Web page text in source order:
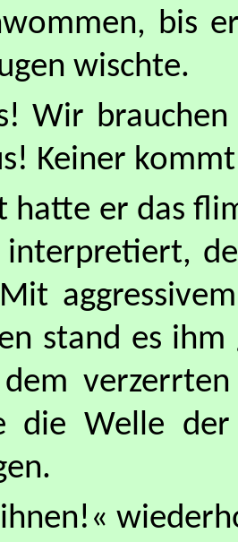
bis
wischte.
Wir
Keiner
hatte er das
interpretiert,
stand es
die Welle der